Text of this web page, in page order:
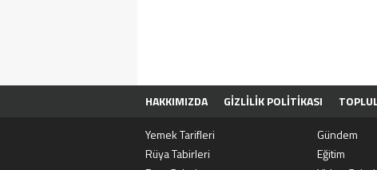
HAKKIMIZDA GIZLILIK POLITIKASI
SITENE EKLE
Yemek Tarifleri Gündem
Rüya Tabirleri
Eğitim